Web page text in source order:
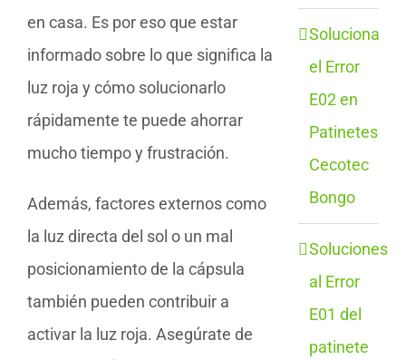
en casa. Es por eso que estar
informado sobre lo que significa la
luz roja y cómo solucionarlo
rápidamente te puede ahorrar
mucho tiempo y frustración.
Además, factores externos como
la luz directa del sol o un mal
posicionamiento de la cápsula
también pueden contribuir a
activar la luz roja. Asegúrate de
Soluciona
el Error
E02 en
Patinetes
Cecotec
Bongo
Soluciones
al Error
E01 del
patinete